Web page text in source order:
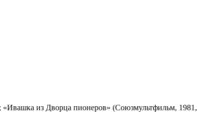
из Дворца пионеров» (Союзмультфильм,